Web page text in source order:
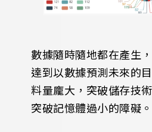
數據隨時隨地都在產生
達到以數據預測未來的
料量龐大，突破儲存技
突破記憶體過小的障礙。